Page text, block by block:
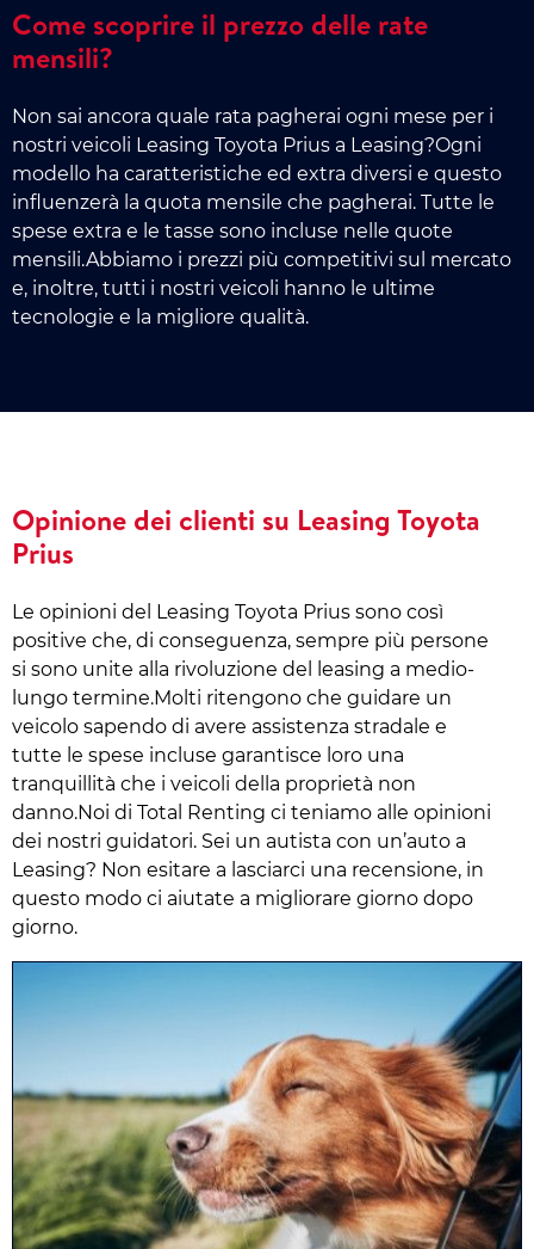
Come scoprire il prezzo delle rate
mensili?
Non sai ancora quale rata pagherai ogni mese per i
nostri veicoli Leasing Toyota Prius a Leasing?Ogni
modello ha caratteristiche ed extra diversi e questo
influenzerà la quota mensile che pagherai. Tutte le
spese extra e le tasse sono incluse nelle quote
mensili.Abbiamo i prezzi più competitivi sul mercato
e, inoltre, tutti i nostri veicoli hanno le ultime
tecnologie e la migliore qualità.
Opinione dei clienti su Leasing Toyota
Prius
Le opinioni del Leasing Toyota Prius sono così
positive che, di conseguenza, sempre più persone
si sono unite alla rivoluzione del leasing a medio-
lungo termine.Molti ritengono che guidare un
veicolo sapendo di avere assistenza stradale e
tutte le spese incluse garantisce loro una
tranquillità che i veicoli della proprietà non
danno.Noi di Total Renting ci teniamo alle opinioni
dei nostri guidatori. Sei un autista con un’auto a
Leasing? Non esitare a lasciarci una recensione, in
questo modo ci aiutate a migliorare giorno dopo
giorno.